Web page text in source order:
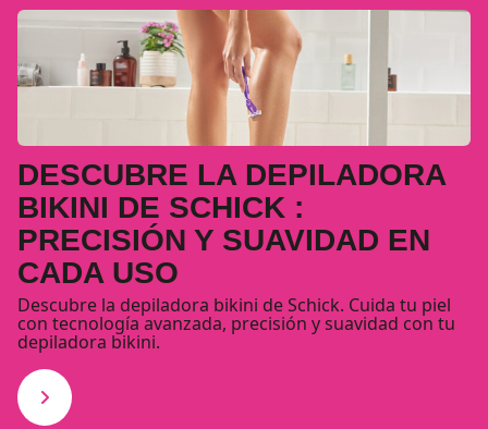
DESCUBRE LA DEPILADORA
BIKINI DE SCHICK :
PRECISIÓN Y SUAVIDAD EN
CADA USO
Descubre la depiladora bikini de Schick. Cuida tu piel
con tecnología avanzada, precisión y suavidad con tu
depiladora bikini.